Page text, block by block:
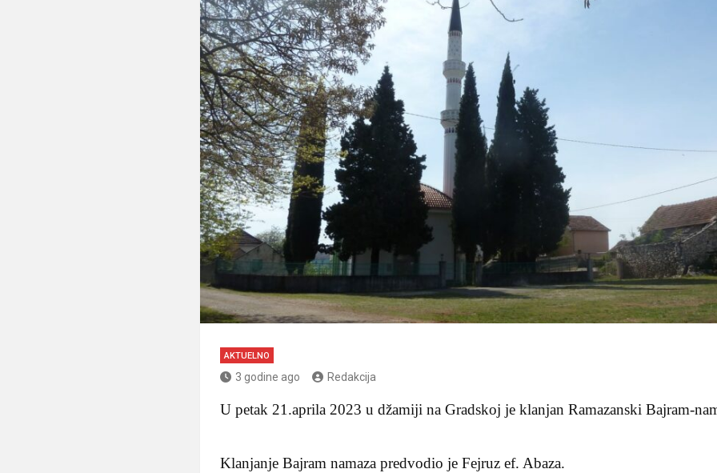
AKTUELNO
3 godine ago Redakcija
U petak 21.aprila 2023 u džamiji na Gradskoj je klanjan Ramazanski Bajram-
Klanjanje Bajram namaza predvodio je Fejruz ef. Abaza.